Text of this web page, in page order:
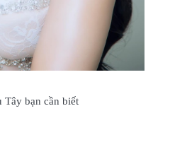
Tây bạn cần biết